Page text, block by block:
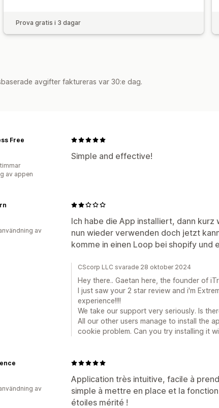
Prova gratis i 3 dagar
avgifter faktureras var 30:e dag.
Simple and effective!
Free
av appen
Ich habe die App installiert, dann
nun wieder verwenden doch jetzt
komme in einen Loop bei shopify und
av
CScorp LLC svarade 28 oktober 2024
Hey there.. Gaetan here, the founder of
I just saw your 2 star review and i'm
experience!!!!
We take our support very seriously. Is
All our other users manage to install the
cookie problem. Can you try installing it
Application très intuitive, facile à
simple à mettre en place et la
étoiles mérité !
av